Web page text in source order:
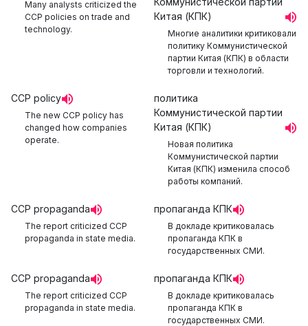
Many analysts criticized the
CCP policies on trade and
technology.
Китая (КПК)
Многие аналитики критиковали
политику Коммунистической
партии Китая (КПК) в области
торговли и технологий.
CCP policy
The new CCP policy has
changed how companies
operate.
политика
Коммунистической партии
Китая (КПК)
Новая политика
Коммунистической партии
Китая (КПК) изменила способ
работы компаний.
CCP propaganda
The report criticized CCP
propaganda in state media.
пропаганда КПК
В докладе критиковалась
пропаганда КПК в
государственных СМИ.
CCP propaganda
The report criticized CCP
propaganda in state media.
пропаганда КПК
В докладе критиковалась
пропаганда КПК в
государственных СМИ.